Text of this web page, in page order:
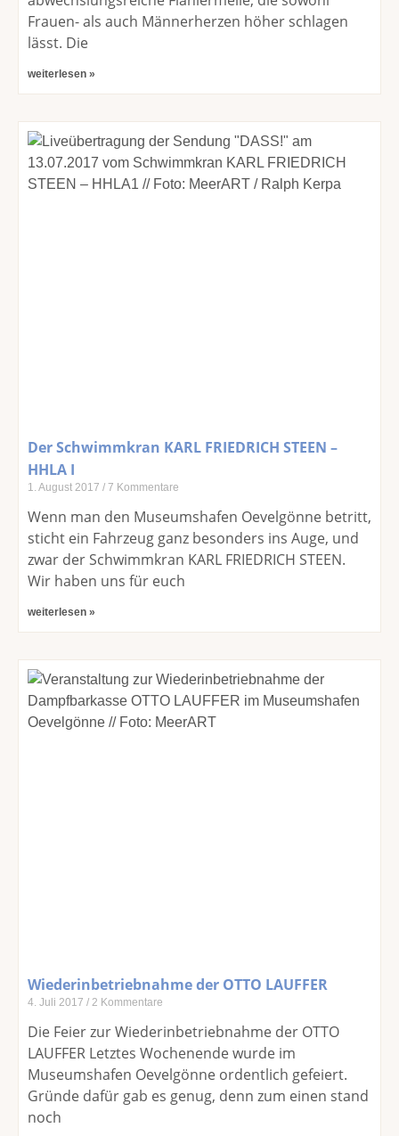
Frauen- als auch Männerherzen höher schlagen
lässt. Die
weiterlesen »
Der Schwimmkran KARL FRIEDRICH STEEN –
HHLA I
1. August 2017 7 Kommentare
Wenn man den Museumshafen Oevelgönne betritt,
sticht ein Fahrzeug ganz besonders ins Auge, und
zwar der Schwimmkran KARL FRIEDRICH STEEN.
Wir haben uns für euch
weiterlesen »
Wiederinbetriebnahme der OTTO LAUFFER
4. Juli 2017 2 Kommentare
Die Feier zur Wiederinbetriebnahme der OTTO
LAUFFER Letztes Wochenende wurde im
Museumshafen Oevelgönne ordentlich gefeiert.
Gründe dafür gab es genug, denn zum einen stand
noch